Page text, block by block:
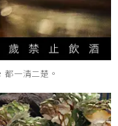
一清二楚。